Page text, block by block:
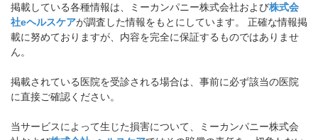
掲載している各種情報は、ミーカンパニー株式会社および株式会
社eヘルスケアが調査した情報をもとにしています。 正確な情報掲
載に努めておりますが、内容を完全に保証するものではありませ
ん。
掲載されている医院を受診される場合は、事前に必ず該当の医院
に直接ご確認ください。
当サービスによって生じた損害について、ミーカンパニー株式会